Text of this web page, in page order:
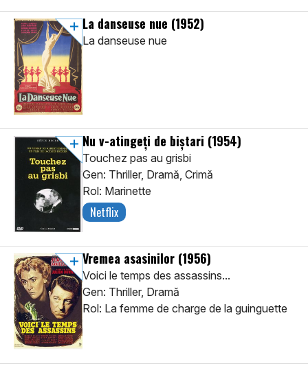
La danseuse nue (1952)
La danseuse nue
Nu v-atingeți de biștari (1954)
Touchez pas au grisbi
Gen: Thriller, Dramă, Crimă
Rol: Marinette
Netflix
Vremea asasinilor (1956)
Voici le temps des assassins...
Gen: Thriller, Dramă
Rol: La femme de charge de la guinguette